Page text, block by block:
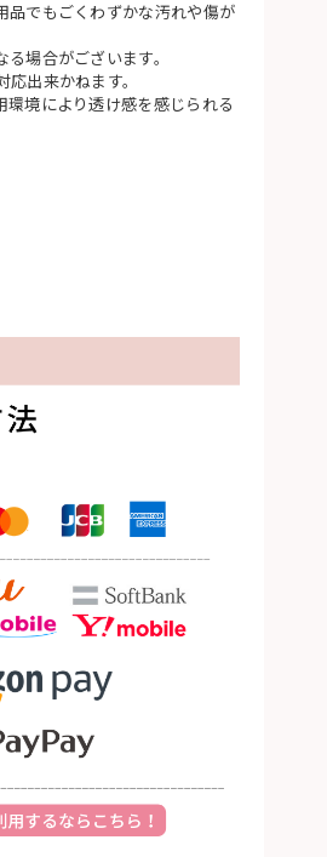
品でもごくわずかな汚れや傷が
場合がございます。
出来かねます。
環境により透け感を感じられる